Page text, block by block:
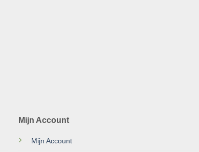
Mijn Account
Mijn Account